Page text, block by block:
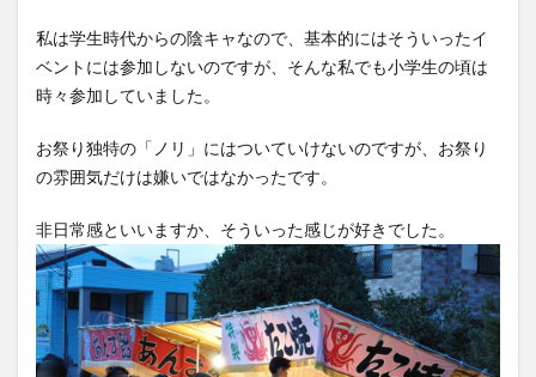
私は学生時代からの陰キャなので、基本的にはそういったイ
ベントには参加しないのですが、そんな私でも小学生の頃は
時々参加していました。
お祭り独特の「ノリ」にはついていけないのですが、お祭り
の雰囲気だけは嫌いではなかったです。
非日常感といいますか、そういった感じが好きでした。